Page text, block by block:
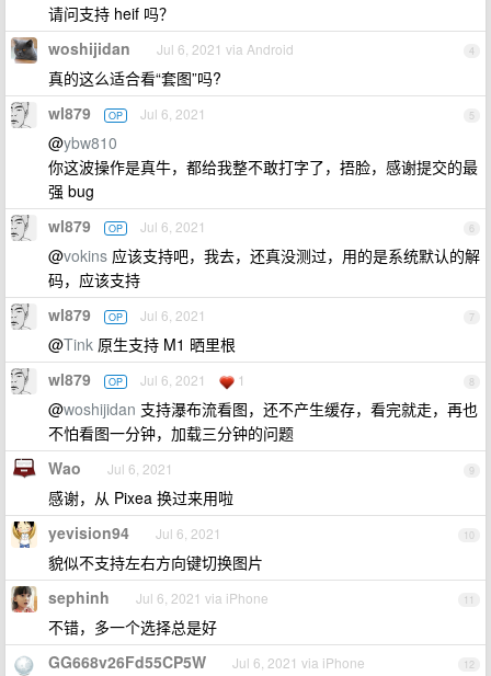
请问支持 heif 吗？
4
woshijidan Jul 6, 2021 via Android
真的这么适合看“套图”吗?
5
wl879 OP Jul 6, 2021
@ybw810
你这波操作是真牛，都给我整不敢打字了，捂脸，感谢提交的最
强 bug
6
wl879 OP Jul 6, 2021
@vokins 应该支持吧，我去，还真没测过，用的是系统默认的解
码，应该支持
7
wl879 OP Jul 6, 2021
@Tink 原生支持 M1 晒里根
8
wl879 OP Jul 6, 2021 1
@woshijidan 支持瀑布流看图，还不产生缓存，看完就走，再也
不怕看图一分钟，加载三分钟的问题
9
Wao Jul 6, 2021
感谢，从 Pixea 换过来用啦
10
yevision94 Jul 6, 2021
貌似不支持左右方向键切换图片
11
sephinh Jul 6, 2021 via iPhone
不错，多一个选择总是好
12
GG668v26Fd55CP5W Jul 6, 2021 via iPhone